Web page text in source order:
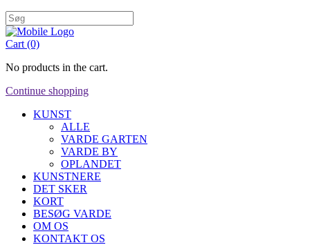
Cart (0)
No products in the cart.
Continue shopping
KUNST
ALLE
VARDE GARTEN
VARDE BY
OPLANDET
KUNSTNERE
DET SKER
KORT
BESØG VARDE
OM OS
KONTAKT OS